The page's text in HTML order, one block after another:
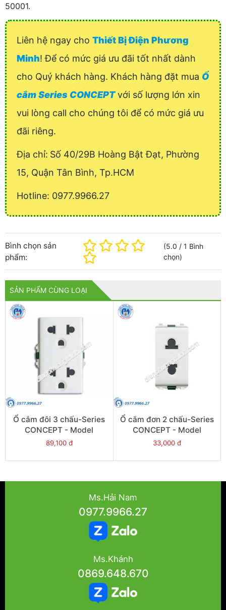
50001.
Liên hệ ngay cho Thiết Bị Điện Phương
Minh! Để có mức giá ưu đãi tốt nhất dành
cho Quý khách hàng. Khách hàng đặt mua Ổ
cắm Series CONCEPTvới số lượng lớn xin
vui lòng call cho chúng tôi để có mức giá ưu
đãi riêng.
Địa chỉ: Số 40/29B Hoàng Bật Đạt, Phường
15, Quận Tân Bình, Tp.HCM
Hotline: 0977.9966.27
Bình chọn sản
phẩm:
(5.0 /1 Bình
chọn)
SẢN PHẨM CÙNG LOẠI
Ổ cắm đôi 3 chấu-Series
CONCEPT - Model
3426UEST2M_G19
89,100 đ
Ổ cắm đơn 2 chấu-Series
CONCEPT - Model
3426USM_G19
33,000 đ
Ms.Hải Nam
0977.9966.27
Ms.Khánh
0869.648.670